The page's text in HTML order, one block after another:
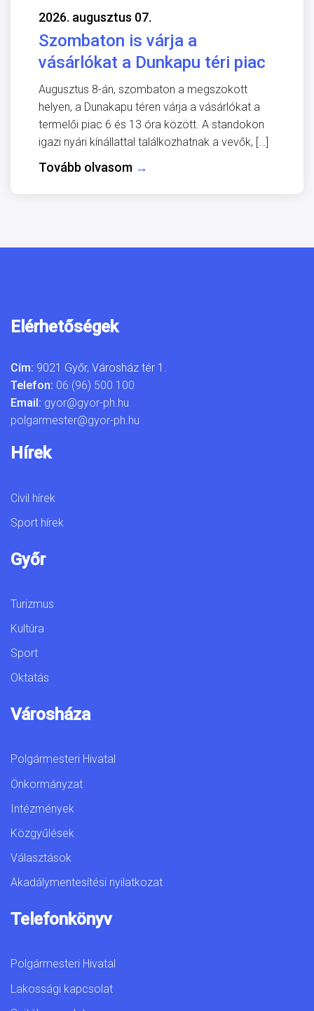
2026. augusztus 07.
Szombaton is várja a
vásárlókat a Dunkapu téri piac
Augusztus 8-án, szombaton a megszokott
helyen, a Dunakapu téren várja a vásárlókat a
termelői piac 6 és 13 óra között. A standokon
igazi nyári kínállattal találkozhatnak a vevők, […]
Tovább olvasom →
Elérhetőségek
Cím: 9021 Győr, Városház tér 1.
Telefon: 06 (96) 500 100
Email: gyor@gyor-ph.hu
polgarmester@gyor-ph.hu
Hírek
Civil hírek
Sport hírek
Győr
Turizmus
Kultúra
Sport
Oktatás
Városháza
Polgármesteri Hivatal
Önkormányzat
Intézmények
Közgyűlések
Választások
Akadálymentesítési nyilatkozat
Telefonkönyv
Polgármesteri Hivatal
Lakossági kapcsolat